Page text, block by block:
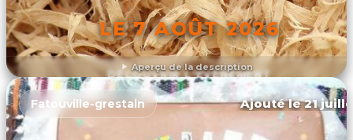
Aperçu de la description
LE 7 AOÛT 2026
DÉCOUVRIR L'ÉVÉNEMENT
Fatouville-grestain Ajouté le 21